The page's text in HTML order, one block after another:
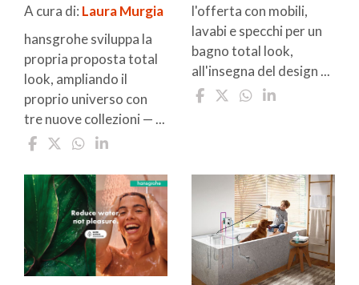
A cura di: Laura Murgia
hansgrohe sviluppa la
propria proposta total
look, ampliando il
proprio universo con
tre nuove collezioni — ...
l'offerta con mobili,
lavabi e specchi per un
bagno total look,
all'insegna del design ...